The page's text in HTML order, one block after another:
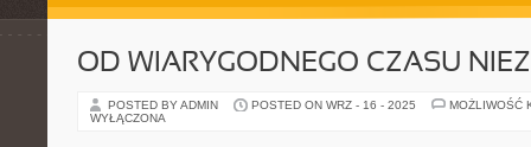
OD WIARYGODNEGO CZASU
POSTED BY ADMIN POSTED ON WRZ - 16 - 2025
MOŻLIWOŚĆ
WYŁĄCZONA